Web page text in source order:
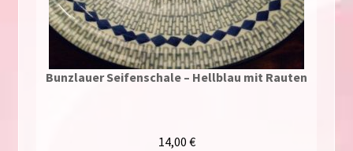
Bunzlauer Seifenschale – Hellblau mit Rauten
14,00 €